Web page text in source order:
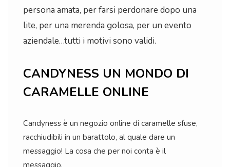
persona amata, per farsi perdonare dopo una
lite, per una merenda golosa, per un evento
aziendale…tutti i motivi sono validi.
CANDYNESS UN MONDO DI
CARAMELLE ONLINE
Candyness è un negozio online di caramelle sfuse,
racchiudibili in un barattolo, al quale dare un
messaggio! La cosa che per noi conta è il
messaggio.